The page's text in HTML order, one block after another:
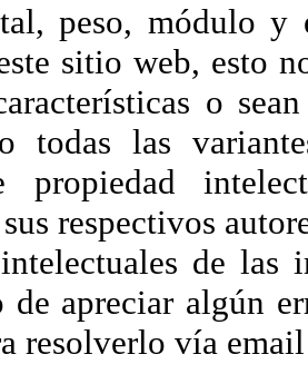
peso, módulo y
sitio web, esto
o
todas las
propiedad
respectivos
de las
de apreciar algún
resolverlo vía